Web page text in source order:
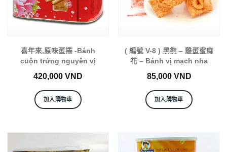
喜年來,原味蛋捲 -Bánh
cuộn trứng nguyên vị
420,000 VND
加入購物車
( 編號 V-8 ) 黑熊 – 雞蛋蜜麻
花 – Bánh vị mạch nha
85,000 VND
加入購物車